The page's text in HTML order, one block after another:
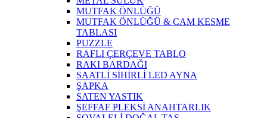
MUTFAK ÖNLÜĞÜ
MUTFAK ÖNLÜĞÜ & CAM KESME
TABLASI
PUZZLE
RAFLI ÇERÇEVE TABLO
RAKI BARDAĞI
SAATLİ SİHİRLİ LED AYNA
ŞAPKA
SATEN YASTIK
ŞEFFAF PLEKSİ ANAHTARLIK